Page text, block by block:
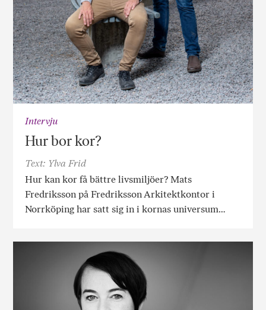
Intervju
Hur bor kor?
Text: Ylva Frid
Hur kan kor få bättre livsmiljöer? Mats
Fredriksson på Fredriksson Arkitektkontor i
Norrköping har satt sig in i kornas universum…